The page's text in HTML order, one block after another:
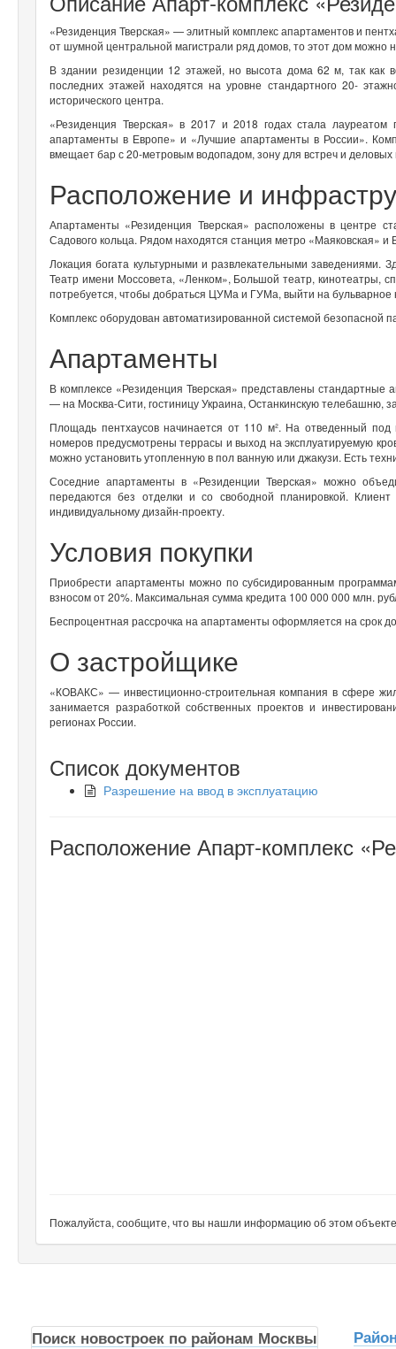
«Резиденция Тверская» — элитный комплекс апартаментов и
от шумной центральной магистрали ряд домов, то этот дом
В здании резиденции 12 этажей, но высота дома 62 м, так как
последних этажей находятся на уровне стандартного 20-
исторического центра.
«Резиденция Тверская» в 2017 и 2018 годах стала
апартаменты в Европе» и «Лучшие апартаменты в России».
вмещает бар с 20-метровым водопадом, зону для встреч и
Расположение и
Апартаменты «Резиденция Тверская» расположены в центре
Садового кольца. Рядом находятся станция метро «Маяковская» и
Локация богата культурными и развлекательными заведениями.
Театр имени Моссовета, «Ленком», Большой театр, кинотеатры,
потребуется, чтобы добраться ЦУМа и ГУМа, выйти на
Комплекс оборудован автоматизированной системой безопасной
Апартаменты
В комплексе «Резиденция Тверская» представлены
— на Москва-Сити, гостиницу Украина, Останкинскую телебашню,
Площадь пентхаусов начинается от 110 м². На отведенный
номеров предусмотрены террасы и выход на эксплуатируемую
можно установить утопленную в пол ванную или джакузи. Есть
Соседние апартаменты в «Резиденции Тверская» можно
передаются без отделки и со свободной планировкой.
индивидуальному дизайн-проекту.
Условия покупки
Приобрести апартаменты можно по субсидированным
взносом от 20%. Максимальная сумма кредита 100 000 000 млн.
Беспроцентная рассрочка на апартаменты оформляется на срок
О застройщике
«КОВАКС» — инвестиционно-строительная компания в сфере
занимается разработкой собственных проектов и
регионах России.
Список документов
Разрешение на ввод в эксплуатацию
Расположение Апарт-комплекс
Пожалуйста, сообщите, что вы нашли информацию об этом
Поиск новостроек по районам Москвы